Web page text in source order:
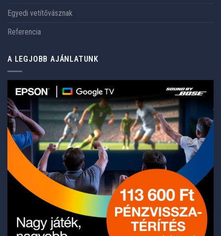
Egyedi vetítővásznak
Referencia
A LEGJOBB AJÁNLATUNK